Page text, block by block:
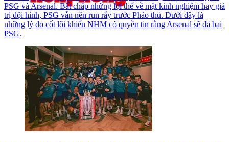
PSG và Arsenal. Bất chấp những lợi thế về mặt kinh nghiệm hay giá
trị đội hình, PSG vẫn nên run rẩy trước Pháo thủ. Dưới đây là
những lý do cốt lõi khiến NHM có quyền tin rằng Arsenal sẽ đả bại
PSG.